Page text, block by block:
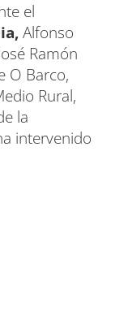
el
Alfonso
Ramón
O Barco,
Rural,
la
intervenido